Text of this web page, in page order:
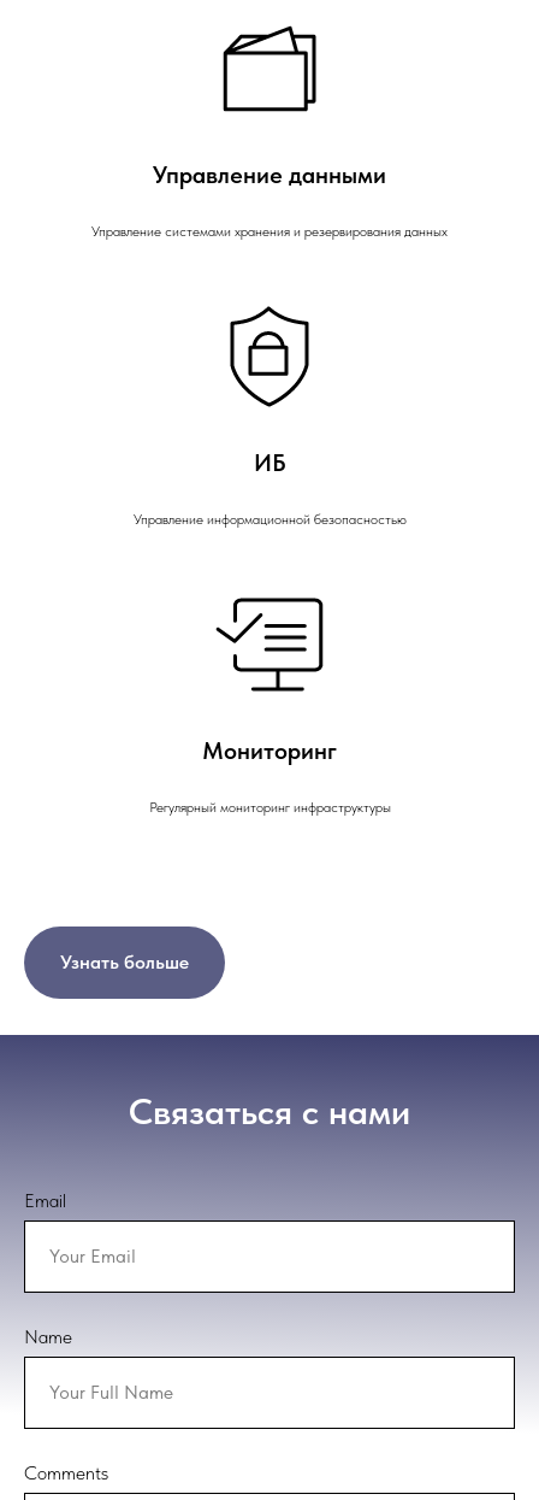
Управление данными
Управление системами хранения и резервирования данных
ИБ
Управление информационной безопасностью
Мониторинг
Регулярный мониторинг инфраструктуры
Узнать больше
Связаться с нами
Email
Name
Comments